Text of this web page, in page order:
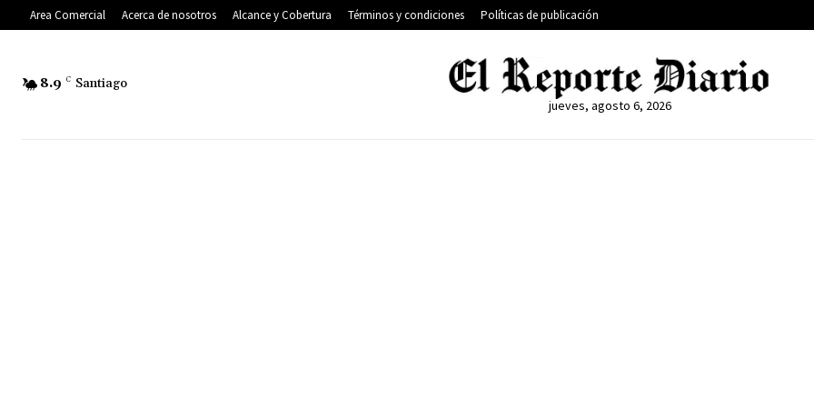
Area Comercial Acerca de nosotros Alcance y Cobertura Términos y condiciones Políticas de publicación
8.9 C Santiago
jueves, agosto 6, 2026